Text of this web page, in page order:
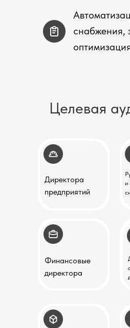
снабжения,
Целевая
Директора
предприятий
Финансовые
директора
и